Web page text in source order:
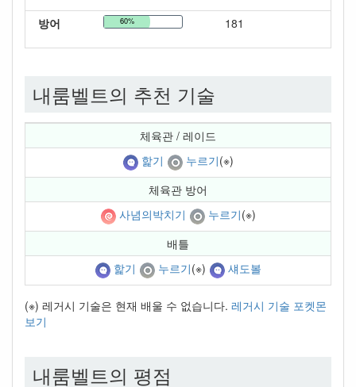
방어 60% 181
내룸벨트의 추천 기술
체육관 / 레이드
핥기
누르기(※)
체육관 방어
사념의박치기
누르기(※)
배틀
핥기
누르기(※) 섀도볼
(※) 레거시 기술은 현재 배울 수 없습니다. 레거시 기술 포켓몬
보기
내룸벨트의 평점